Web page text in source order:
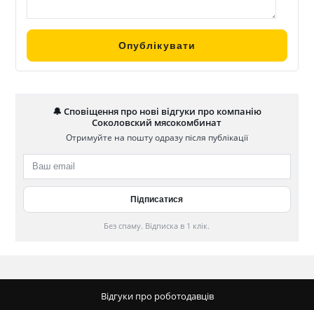
🔔 Сповіщення про нові відгуки про компанію
Соколовский мясокомбинат
Отримуйте на пошту одразу після публікації
Без спаму. Відписка в 1 клік.
Відгуки про роботодавців